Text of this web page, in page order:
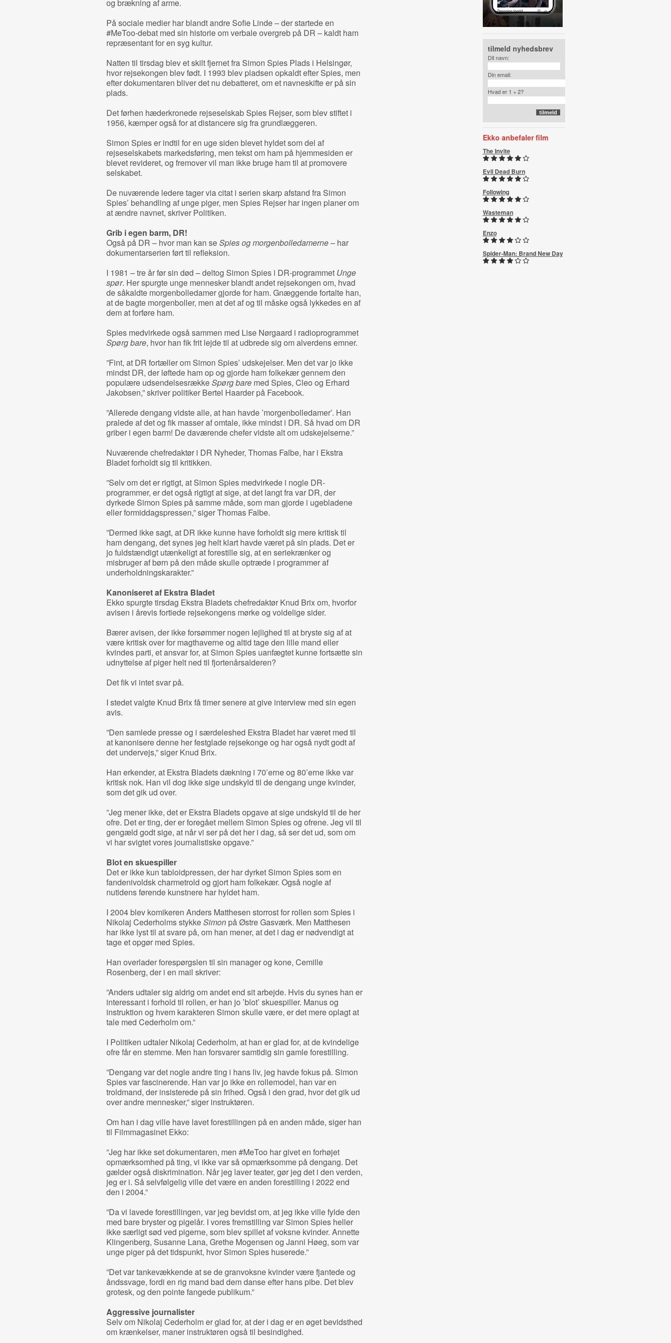
og brækning af arme.
På sociale medier har blandt andre Sofie Linde – der startede en
#MeToo-debat med sin historie om verbale overgreb på DR – kaldt ham
repræsentant for en syg kultur.
Natten til tirsdag blev et skilt fjernet fra Simon Spies Plads i Helsingør,
hvor rejsekongen blev født. I 1993 blev pladsen opkaldt efter Spies, men
efter dokumentaren bliver det nu debatteret, om et navneskifte er på sin
plads.
Det førhen hæderkronede rejseselskab Spies Rejser, som blev stiftet i
1956, kæmper også for at distancere sig fra grundlæggeren.
Simon Spies er indtil for en uge siden blevet hyldet som del af
rejseselskabets markedsføring, men tekst om ham på hjemmesiden er
blevet revideret, og fremover vil man ikke bruge ham til at promovere
selskabet.
De nuværende ledere tager via citat i serien skarp afstand fra Simon
Spies’ behandling af unge piger, men Spies Rejser har ingen planer om
at ændre navnet, skriver Politiken.
Grib i egen barm, DR!
Også på DR – hvor man kan seSpies og morgenbolledamerne– har
dokumentarserien ført til refleksion.
I 1981 – tre år før sin død – deltog Simon Spies i DR-programmet Unge
spør. Her spurgte unge mennesker blandt andet rejsekongen om, hvad
de såkaldte morgenbolledamer gjorde for ham. Gnæggende fortalte han,
at de bagte morgenboller, men at det af og til måske også lykkedes en af
dem at forføre ham.
Spies medvirkede også sammen med Lise Nørgaard i radioprogrammet
Spørg bare, hvor han fik frit lejde til at udbrede sig om alverdens emner.
”Fint, at DR fortæller om Simon Spies’ udskejelser. Men det var jo ikke
mindst DR, der løftede ham op og gjorde ham folkekær gennem den
populære udsendelsesrækkeSpørg baremed Spies, Cleo og Erhard
Jakobsen,” skriver politiker Bertel Haarder på Facebook.
”Allerede dengang vidste alle, at han havde ’morgenbolledamer’. Han
pralede af det og fik masser af omtale, ikke mindst i DR. Så hvad om DR
griber i egen barm! De daværende chefer vidste alt om udskejelserne.”
Nuværende chefredaktør i DR Nyheder, Thomas Falbe, har i Ekstra
Bladet forholdt sig til kritikken.
”Selv om det er rigtigt, at Simon Spies medvirkede i nogle DR-
programmer, er det også rigtigt at sige, at det langt fra var DR, der
dyrkede Simon Spies på samme måde, som man gjorde i ugebladene
eller formiddagspressen,” siger Thomas Falbe.
”Dermed ikke sagt, at DR ikke kunne have forholdt sig mere kritisk til
ham dengang, det synes jeg helt klart havde været på sin plads. Det er
jo fuldstændigt utænkeligt at forestille sig, at en seriekrænker og
misbruger af børn på den måde skulle optræde i programmer af
underholdningskarakter.”
Kanoniseret af Ekstra Bladet
Ekko spurgte tirsdag Ekstra Bladets chefredaktør Knud Brix om, hvorfor
avisen i årevis fortiede rejsekongens mørke og voldelige sider.
Bærer avisen, der ikke forsømmer nogen lejlighed til at bryste sig af at
være kritisk over for magthaverne og altid tage den lille mand eller
kvindes parti, et ansvar for, at Simon Spies uanfægtet kunne fortsætte sin
udnyttelse af piger helt ned til fjortenårsalderen?
Det fik vi intet svar på.
I stedet valgte Knud Brix få timer senere at give interview med sin egen
avis.
”Den samlede presse og i særdeleshed Ekstra Bladet har været med til
at kanonisere denne her festglade rejsekonge og har også nydt godt af
det undervejs,” siger Knud Brix.
Han erkender, at Ekstra Bladets dækning i 70’erne og 80’erne ikke var
kritisk nok. Han vil dog ikke sige undskyld til de dengang unge kvinder,
som det gik ud over.
”Jeg mener ikke, det er Ekstra Bladets opgave at sige undskyld til de her
ofre. Det er ting, der er foregået mellem Simon Spies og ofrene. Jeg vil til
gengæld godt sige, at når vi ser på det her i dag, så ser det ud, som om
vi har svigtet vores journalistiske opgave.”
Blot en skuespiller
Det er ikke kun tabloidpressen, der har dyrket Simon Spies som en
fandenivoldsk charmetrold og gjort ham folkekær. Også nogle af
nutidens førende kunstnere har hyldet ham.
I 2004 blev komikeren Anders Matthesen storrost for rollen som Spies i
Nikolaj Cederholms stykkeSimonpå Østre Gasværk. Men Matthesen
har ikke lyst til at svare på, om han mener, at det i dag er nødvendigt at
tage et opgør med Spies.
Han overlader forespørgslen til sin manager og kone, Cemille
Rosenberg, der i en mail skriver:
”Anders udtaler sig aldrig om andet end sit arbejde. Hvis du synes han er
interessant i forhold til rollen, er han jo ’blot’ skuespiller. Manus og
instruktion og hvem karakteren Simon skulle være, er det mere oplagt at
tale med Cederholm om.”
I Politiken udtaler Nikolaj Cederholm, at han er glad for, at de kvindelige
ofre får en stemme. Men han forsvarer samtidig sin gamle forestilling.
”Dengang var det nogle andre ting i hans liv, jeg havde fokus på. Simon
Spies var fascinerende. Han var jo ikke en rollemodel, han var en
troldmand, der insisterede på sin frihed. Også i den grad, hvor det gik ud
over andre mennesker,” siger instruktøren.
Om han i dag ville have lavet forestillingen på en anden måde, siger han
til Filmmagasinet Ekko:
”Jeg har ikke set dokumentaren, men #MeToo har givet en forhøjet
opmærksomhed på ting, vi ikke var så opmærksomme på dengang. Det
gælder også diskrimination. Når jeg laver teater, gør jeg det i den verden,
jeg er i. Så selvfølgelig ville det være en anden forestilling i 2022 end
den i 2004.”
”Da vi lavede forestillingen, var jeg bevidst om, at jeg ikke ville fylde den
med bare bryster og pigelår. I vores fremstilling var Simon Spies heller
ikke særligt sød ved pigerne, som blev spillet af voksne kvinder. Annette
Klingenberg, Susanne Lana, Grethe Mogensen og Janni Høeg, som var
unge piger på det tidspunkt, hvor Simon Spies huserede.”
”Det var tankevækkende at se de granvoksne kvinder være fjantede og
åndssvage, fordi en rig mand bad dem danse efter hans pibe. Det blev
grotesk, og den pointe fangede publikum.”
Aggressive journalister
Selv om Nikolaj Cederholm er glad for, at der i dag er en øget bevidsthed
om krænkelser, maner instruktøren også til besindighed.
tilmeld nyhedsbrev
Dit navn:
Din email:
Hvad er 1 + 2?
Ekko anbefaler film
The Invite
Evil Dead Burn
Following
Wasteman
Enzo
Spider-Man: Brand New Day